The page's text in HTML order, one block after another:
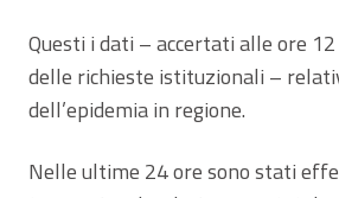
Questi i dati – accertati alle ore
delle richieste istituzionali –
dell’epidemia in regione.
Nelle ultime 24 ore sono stati